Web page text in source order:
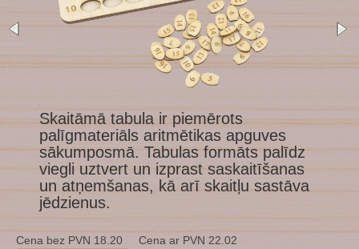
Skaitāmā tabula ir piemērots
palīgmateriāls aritmētikas apguves
sākumposmā. Tabulas formāts palīdz
viegli uztvert un izprast saskaitīšanas
un atņemšanas, kā arī skaitļu sastāva
jēdzienus.
Cena bez PVN 18.20 Cena ar PVN 22.02